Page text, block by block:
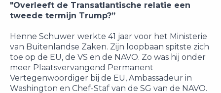
"Overleeft de Transatlantische relatie een
tweede termijn Trump?”
Henne Schuwer werkte 41 jaar voor het Ministerie
van Buitenlandse Zaken. Zijn loopbaan spitste zich
toe op de EU, de VS en de NAVO. Zo was hij onder
meer Plaatsvervangend Permanent
Vertegenwoordiger bij de EU, Ambassadeur in
Washington en Chef-Staf van de SG van de NAVO.